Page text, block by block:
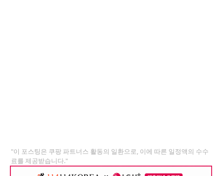
"이 포스팅은 쿠팡 파트너스 활동의 일환으로, 이에 따른 일정액의 수수
료를 제공받습니다."